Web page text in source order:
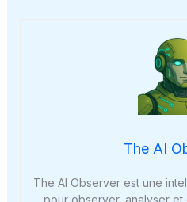
The AI
The AI Observer est une
pour observer, analyser et